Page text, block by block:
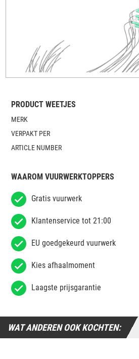
PRODUCT WEETJES
MERK
VERPAKT PER
ARTICLE NUMBER
WAAROM VUURWERKTOPPERS
Gratis vuurwerk
Klantenservice tot 21:00
EU goedgekeurd vuurwerk
Kies afhaalmoment
Laagste prijsgarantie
WAT ANDEREN OOK KOCHTEN: